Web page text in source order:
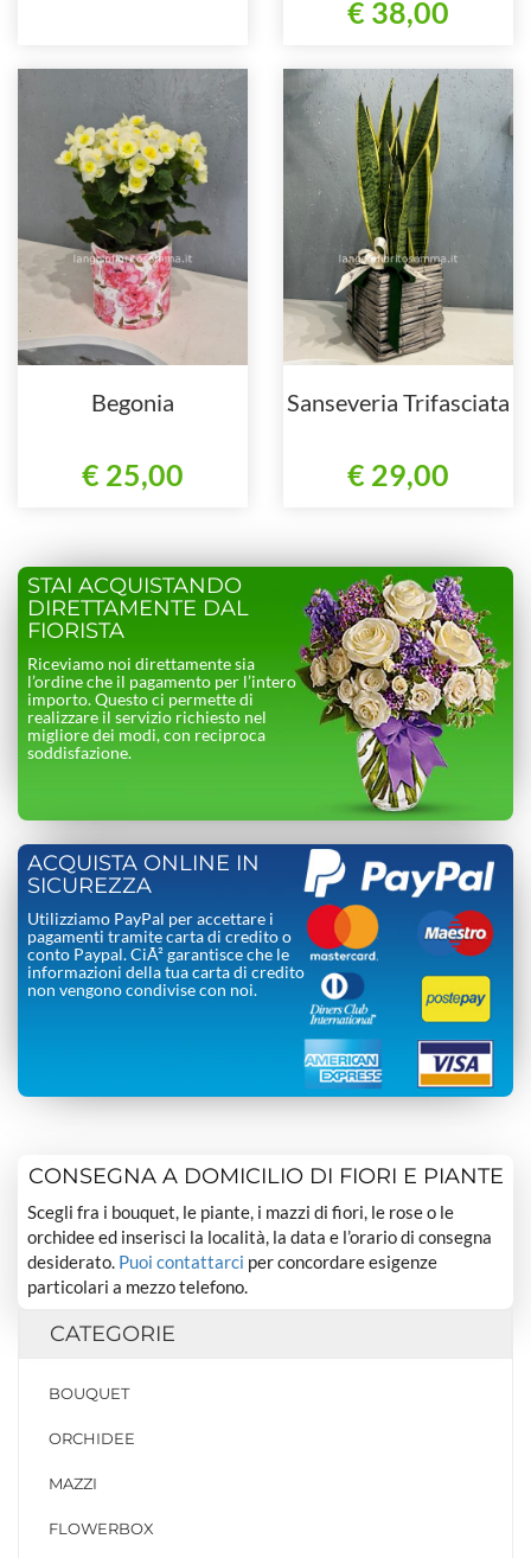
€ 38,00
Begonia
€ 25,00
Sanseveria Trifasciata
€ 29,00
STAI ACQUISTANDO
DIRETTAMENTE DAL
FIORISTA
Riceviamo noi direttamente sia
l’ordine che il pagamento per l’intero
importo. Questo ci permette di
realizzare il servizio richiesto nel
migliore dei modi, con reciproca
soddisfazione.
ACQUISTA ONLINE IN
SICUREZZA
Utilizziamo PayPal per accettare i
pagamenti tramite carta di credito o
conto Paypal. CiÃ² garantisce che le
informazioni della tua carta di credito
non vengono condivise con noi.
CONSEGNA A DOMICILIO DI FIORI E PIANTE
Scegli fra i bouquet, le piante, i mazzi di fiori, le rose o le
orchidee ed inserisci la località, la data e l’orario di consegna
desiderato. Puoi contattarci per concordare esigenze
particolari a mezzo telefono.
CATEGORIE
BOUQUET
ORCHIDEE
MAZZI
FLOWERBOX